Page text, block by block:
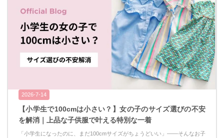
2026-7-14
【小学生で100cmは小さい？】女の子のサイズ選びの不安
を解消｜上品な子供服で叶える特別な一着
「小学生になったのに、まだ100cmサイズがちょうどいい」——そんなお子